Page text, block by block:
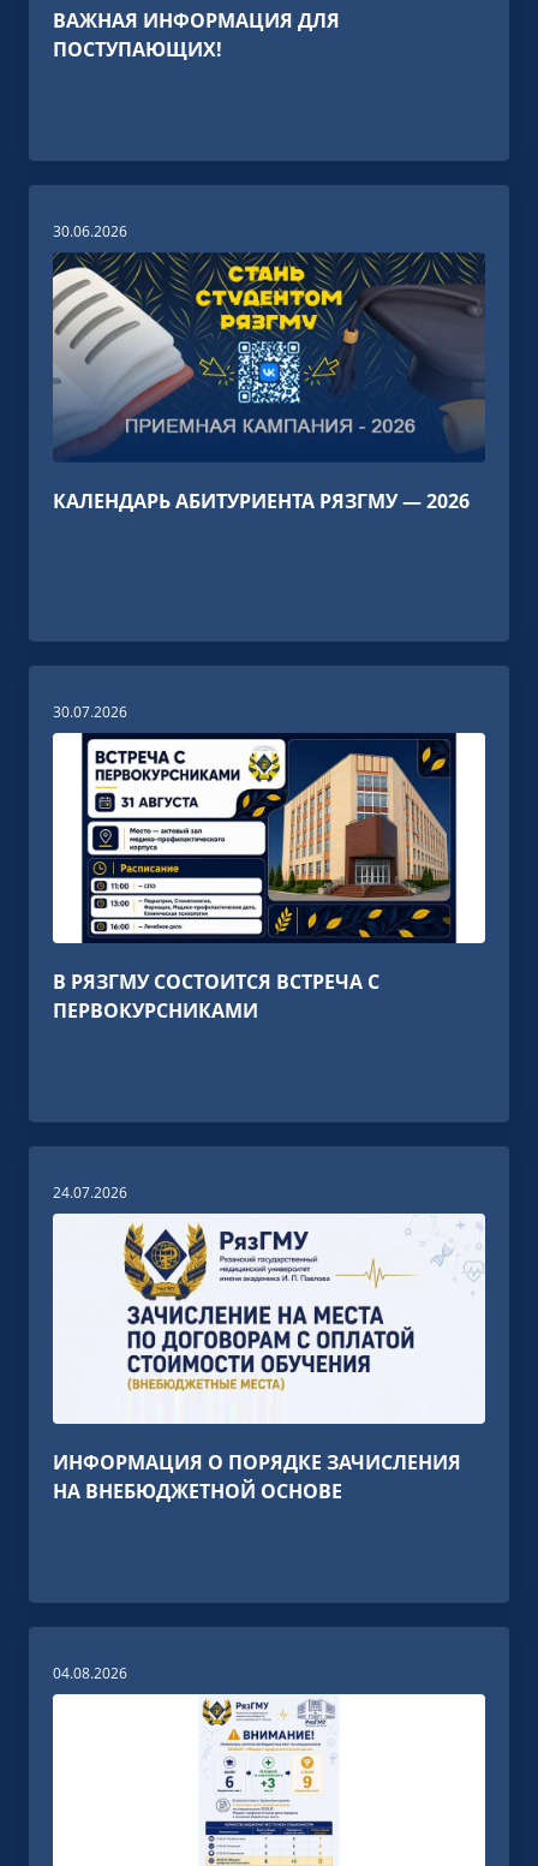
ВАЖНАЯ ИНФОРМАЦИЯ ДЛЯ
ПОСТУПАЮЩИХ!
30.06.2026
КАЛЕНДАРЬ АБИТУРИЕНТА РЯЗГМУ — 2026
30.07.2026
В РЯЗГМУ СОСТОИТСЯ ВСТРЕЧА С
ПЕРВОКУРСНИКАМИ
24.07.2026
ИНФОРМАЦИЯ О ПОРЯДКЕ ЗАЧИСЛЕНИЯ
НА ВНЕБЮДЖЕТНОЙ ОСНОВЕ
04.08.2026